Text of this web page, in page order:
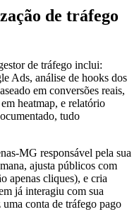
de tráfego
de tráfego inclui:
Ads, análise de hooks dos
em conversões reais,
heatmap, e relatório
tudo
MG responsável pela sua
ajusta públicos com
apenas cliques), e cria
já interagiu com sua
conta de tráfego pago